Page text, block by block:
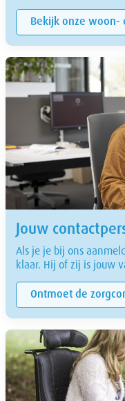
Bekijk onze woon-
Jouw
Als je je bij ons
klaar. Hij of zij is jouw
Ontmoet de